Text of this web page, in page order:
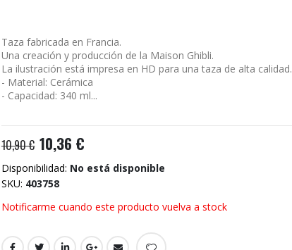
Taza fabricada en Francia.
Una creación y producción de la Maison Ghibli.
La ilustración está impresa en HD para una taza de alta calidad.
- Material: Cerámica
- Capacidad: 340 ml...
10,90 € 10,36 €
Disponibilidad: No está disponible
SKU 403758
Notificarme cuando este producto vuelva a stock